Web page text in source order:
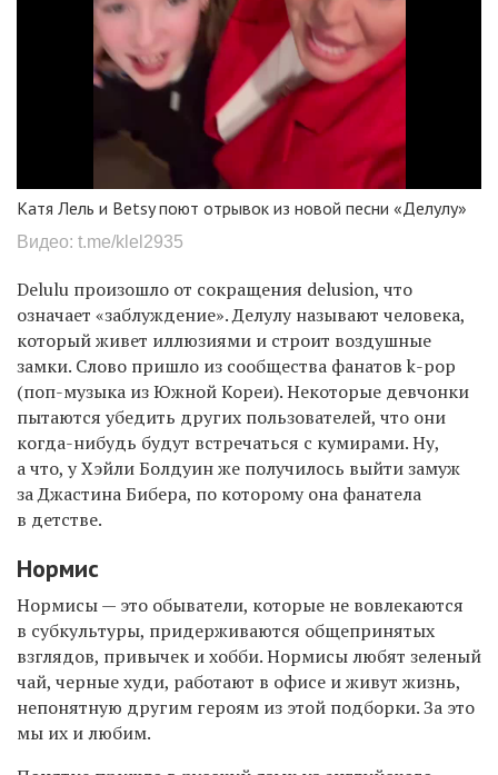
Катя Лель и Betsy поют отрывок из новой песни «Делулу»
Видео: t.me/klel2935
Delulu произошло от сокращения delusion, что
означает «заблуждение». Делулу называют человека,
который живет иллюзиями и строит воздушные
замки. Слово пришло из сообщества фанатов k-pop
(поп-музыка из Южной Кореи). Некоторые девчонки
пытаются убедить других пользователей, что они
когда-нибудь будут встречаться с кумирами. Ну,
а что, у Хэйли Болдуин же получилось выйти замуж
за Джастина Бибера, по которому она фанатела
в детстве.
Нормис
Нормисы — это обыватели, которые не вовлекаются
в субкультуры, придерживаются общепринятых
взглядов, привычек и хобби. Нормисы любят зеленый
чай, черные худи, работают в офисе и живут жизнь,
непонятную другим героям из этой подборки. За это
мы их и любим.